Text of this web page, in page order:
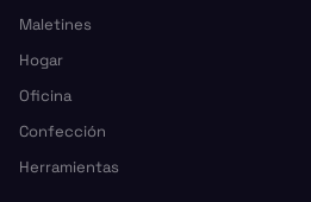
Maletines
Hogar
Oficina
Confección
Herramientas